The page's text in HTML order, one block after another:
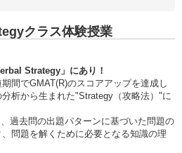
クラス体験授業
Strategy」にあり！
間でGMAT(R)のスコアアップを達成し
析から生まれた"Strategy（攻略法）"に
過去問の出題パターンに基づいた問題の
問題を解くために必要となる知識の理